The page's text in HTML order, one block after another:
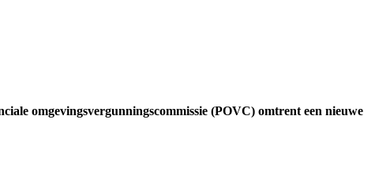
omgevingsvergunningscommissie (POVC) omtrent een nieuwe